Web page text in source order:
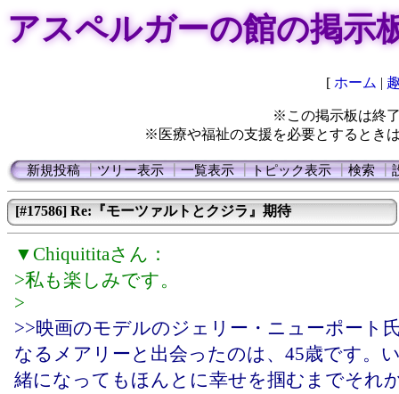
アスペルガーの館の掲示
[ ホーム |
※この掲示板は終
※医療や福祉の支援を必要とするとき
新規投稿┃ツリー表示┃一覧表示┃トピック表示┃検索┃
[#17586] Re:『モーツァルトとクジラ』期待
▼Chiquititaさん：
>私も楽しみです。
>
>>映画のモデルのジェリー・ニューポート
なるメアリーと出会ったのは、45歳です。
緒になってもほんとに幸せを掴むまでそれ